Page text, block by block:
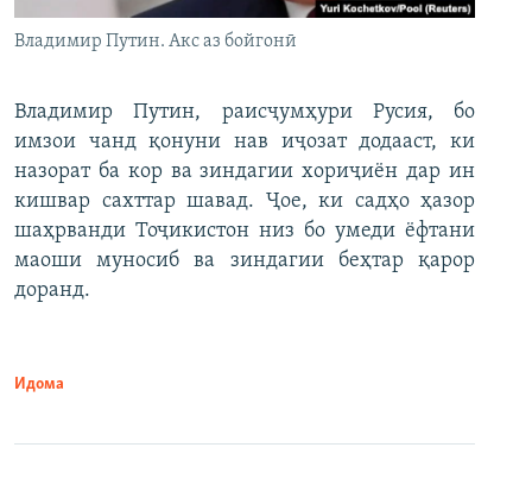
Владимир Путин. Акс аз бойгонӣ
Владимир Путин, раисҷумҳури Русия, бо
имзои чанд қонуни нав иҷозат додааст, ки
назорат ба кор ва зиндагии хориҷиён дар ин
кишвар сахттар шавад. Ҷое, ки садҳо ҳазор
шаҳрванди Тоҷикистон низ бо умеди ёфтани
маоши муносиб ва зиндагии беҳтар қарор
доранд.
Идома